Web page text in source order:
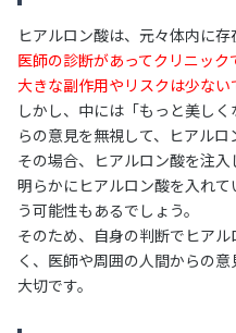
ヒアルロン酸は、元々体内に存
医師の診断があってクリニック
大きな副作用やリスクは少ない
しかし、中には「もっと美し
らの意見を無視して、ヒアルロ
その場合、ヒアルロン酸を注入
明らかにヒアルロン酸を入れ
う可能性もあるでしょう。
そのため、自身の判断でヒア
く、医師や周囲の人間からの
大切です。